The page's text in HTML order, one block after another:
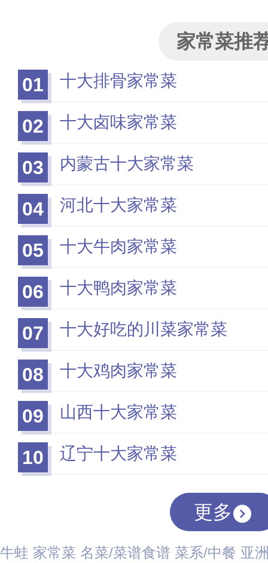
家常菜推
01
十大排骨家常菜
02 十大卤味家常菜
03 内蒙古十大家常菜
04 河北十大家常菜
05 十大牛肉家常菜
06 十大鸭肉家常菜
07 十大好吃的川菜家常菜
08 十大鸡肉家常菜
09 山西十大家常菜
10 辽宁十大家常菜
更多
牛蛙 家常菜 名菜/菜谱食谱 菜系/中餐 亚